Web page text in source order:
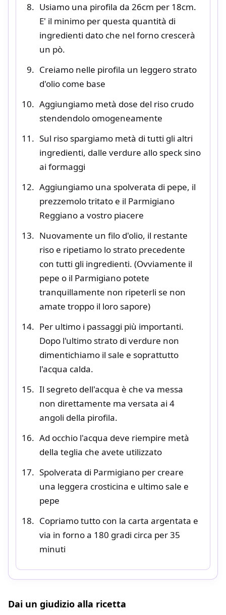
Usiamo una pirofila da 26cm per 18cm.
E' il minimo per questa quantità di
ingredienti dato che nel forno crescerà
un pò.
Creiamo nelle pirofila un leggero strato
d'olio come base
Aggiungiamo metà dose del riso crudo
stendendolo omogeneamente
Sul riso spargiamo metà di tutti gli altri
ingredienti, dalle verdure allo speck sino
ai formaggi
Aggiungiamo una spolverata di pepe, il
prezzemolo tritato e il Parmigiano
Reggiano a vostro piacere
Nuovamente un filo d'olio, il restante
riso e ripetiamo lo strato precedente
con tutti gli ingredienti. (Ovviamente il
pepe o il Parmigiano potete
tranquillamente non ripeterli se non
amate troppo il loro sapore)
Per ultimo i passaggi più importanti.
Dopo l'ultimo strato di verdure non
dimentichiamo il sale e soprattutto
l'acqua calda.
Il segreto dell'acqua è che va messa
non direttamente ma versata ai 4
angoli della pirofila.
Ad occhio l'acqua deve riempire metà
della teglia che avete utilizzato
Spolverata di Parmigiano per creare
una leggera crosticina e ultimo sale e
pepe
Copriamo tutto con la carta argentata e
via in forno a 180 gradi circa per 35
minuti
Dai un giudizio alla ricetta